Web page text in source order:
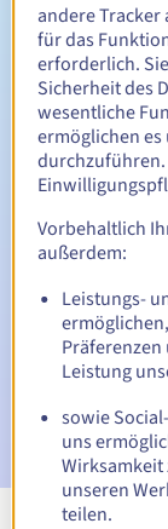
Warn-E-Mails:
E-Mail am
Sperrung des
andere Tracker
für das
erforderlich.
Sicherheit des
wesentliche
ermöglichen es
durchzuführen.
Vorbehaltlich
außerdem:
Leistungs-
Leistung
sowie
uns
Wirksamkeit
unseren
teilen.